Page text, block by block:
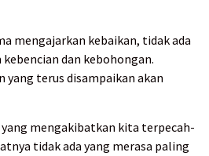
mengajarkan kebaikan, tidak ada
dan kebohongan.
terus disampaikan akan
mengakibatkan kita terpecah-
tidak ada yang merasa paling